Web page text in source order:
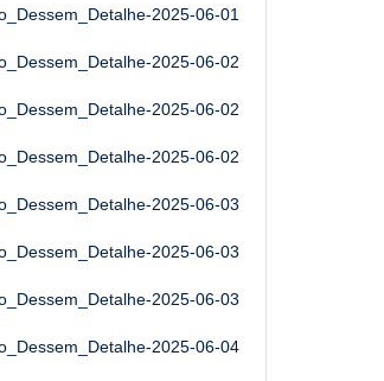
2025-06-01
2025-06-02
2025-06-02
2025-06-02
2025-06-03
2025-06-03
2025-06-03
2025-06-04